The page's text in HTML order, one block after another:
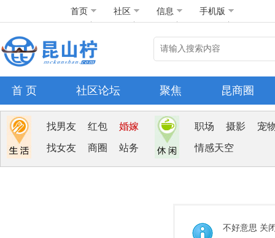
首页 社区 信息 手机版
首 页 社区论坛 聚焦 昆商圈
找男友 红包 婚嫁
找女友 商圈 站务
职场 摄影 宠
情感天空
不好意思 关